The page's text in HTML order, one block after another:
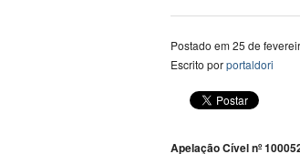
Postado em 25 de
Escrito porportaldori
Apelação Cível nº